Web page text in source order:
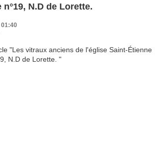
N.D de Lorette.
01:40